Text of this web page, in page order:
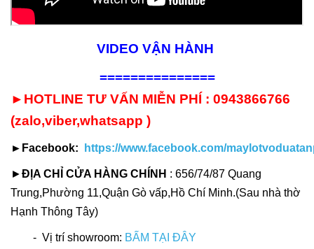
VIDEO VẬN HÀNH
===============
►HOTLINE TƯ VẤN MIỄN PHÍ : 0943866766
(zalo,viber,whatsapp )
►Facebook: https://www.facebook.com/
►ĐỊA CHỈ CỬA HÀNG CHÍNH : 656/74/87 Quang
Trung,Phường 11,Quận Gò vấp,Hồ Chí Minh.(Sau nhà thờ
Hạnh Thông Tây)
- Vị trí showroom: BẤM TẠI ĐÂY